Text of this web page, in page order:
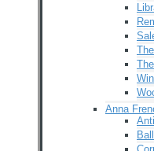
Anna